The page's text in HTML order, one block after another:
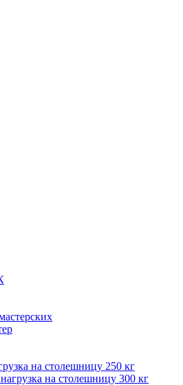
на столешницу 250 кг
на столешницу 300 кг